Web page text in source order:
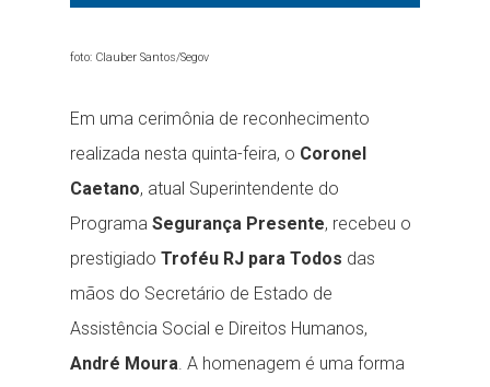
foto: Clauber Santos/Segov
Em uma cerimônia de reconhecimento
realizada nesta quinta-feira, o Coronel
Caetano, atual Superintendente do
Programa Segurança Presente, recebeu o
prestigiado Troféu RJ para Todos das
mãos do Secretário de Estado de
Assistência Social e Direitos Humanos,
André Moura. A homenagem é uma forma